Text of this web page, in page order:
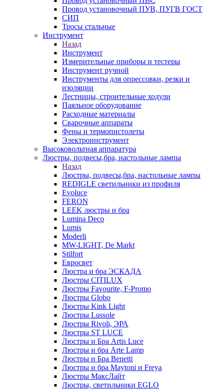
Провод установочный ПУВ, ПУГВ ГОСТ
СИП
Тросы стальные
Инструмент
Назад
Инструмент
Измерительные приборы и тестеры
Инструмент ручной
Инструменты для опрессовки, резки и
изоляции
Лестницы, строительные ходули
Паяльное оборудование
Расходные материалы
Сварочные аппараты
Фены и термопистолеты
Электроинструмент
Высоковольтная аппаратура
Люстры, подвесы,бра, настольные лампы
Назад
Люстры, подвесы,бра, настольные лампы
REDIGLE светильники из профиля
Evoluce
FERON
LEEK люстры и бра
Lumina Deco
Lumis
Moderli
MW-LIGHT, De Markt
Stilfort
Евросвет
Люстра и бра ЭСКАДА
Люстры CITILUX
Люстры Favourite, F-Promo
Люстры Globo
Люстры Kink Light
Люстры Lussole
Люстры Rivoli, ЭРА
Люстры ST LUCE
Люстры и Бра Artis Luce
Люстры и бра Arte Lamp
Люстры и Бра Benetti
Люстры и бра Maytoni и Freya
Люстры МаксЛайт
Люстры, светильники EGLO